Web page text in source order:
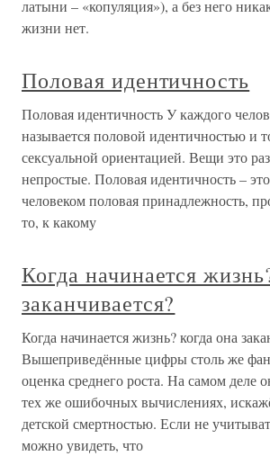
латыни – «копуляция»), а без него
жизни нет.
Половая идентичность
Половая идентичность У каждого
называется половой идентичностью и
сексуальной ориентацией. Вещи это
непростые. Половая идентичность –
человеком половая принадлежность,
то, к какому
Когда начинается
заканчивается?
Когда начинается жизнь? когда она
Вышеприведённые цифры столь же
оценка среднего роста. На самом деле
тех же ошибочных вычислениях,
детской смертностью. Если не
можно увидеть, что